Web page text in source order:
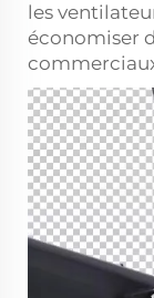
les
économiser